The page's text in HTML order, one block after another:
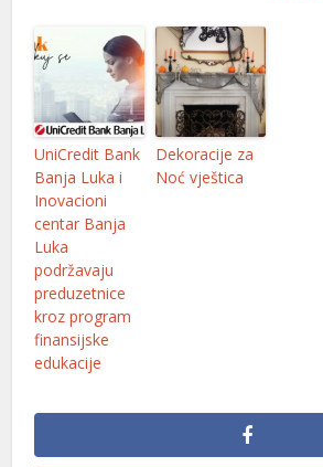
UniCredit Bank
Banja Luka i
Inovacioni
centar Banja
Luka
podržavaju
preduzetnice
kroz program
finansijske
edukacije
Dekoracije za
Noć vještica